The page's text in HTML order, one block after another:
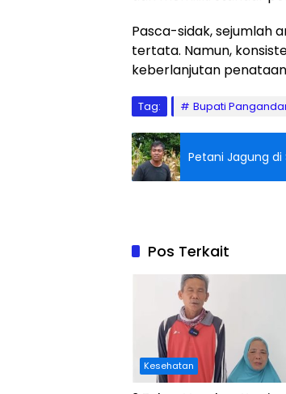
Pasca-sidak, sejumlah
tertata. Namun,
keberlanjutan
Tag: Bupati
‎Petani Jagung
Pos Terkait
Kesehatan